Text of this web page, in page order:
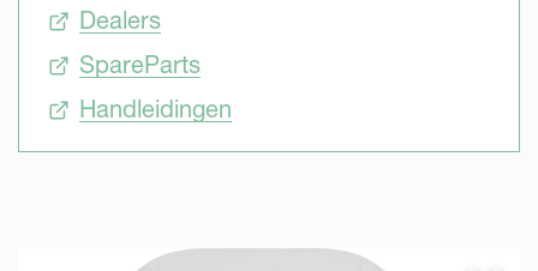
Dealers
SpareParts
Handleidingen